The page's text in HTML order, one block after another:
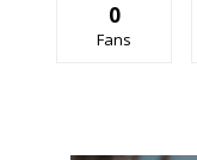
0
Fans